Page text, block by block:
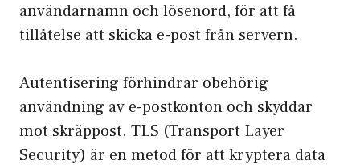
användarnamn och lösenord, för att få
tillåtelse att skicka e-post från servern.
Autentisering förhindrar obehörig
användning av e-postkonton och skyddar
mot skräppost. TLS (Transport Layer
Security) är en metod för att kryptera data